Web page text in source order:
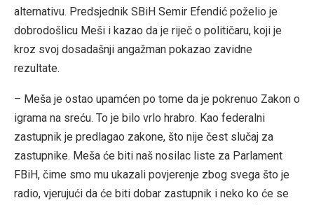
alternativu. Predsjednik SBiH Semir Efendić poželio je
dobrodošlicu Meši i kazao da je riječ o političaru, koji je
kroz svoj dosadašnji angažman pokazao zavidne
rezultate.
– Meša je ostao upamćen po tome da je pokrenuo Zakon o
igrama na sreću. To je bilo vrlo hrabro. Kao federalni
zastupnik je predlagao zakone, što nije čest slučaj za
zastupnike. Meša će biti naš nosilac liste za Parlament
FBiH, čime smo mu ukazali povjerenje zbog svega što je
radio, vjerujući da će biti dobar zastupnik i neko ko će se